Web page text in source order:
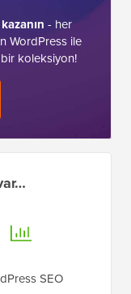
- her
WordPress ile
koleksiyon!
SEO